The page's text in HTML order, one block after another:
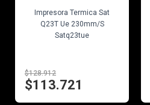
Impresora Termica Sat
Q23T Ue 230mm/S
Satq23tue
$128.912
$113.721